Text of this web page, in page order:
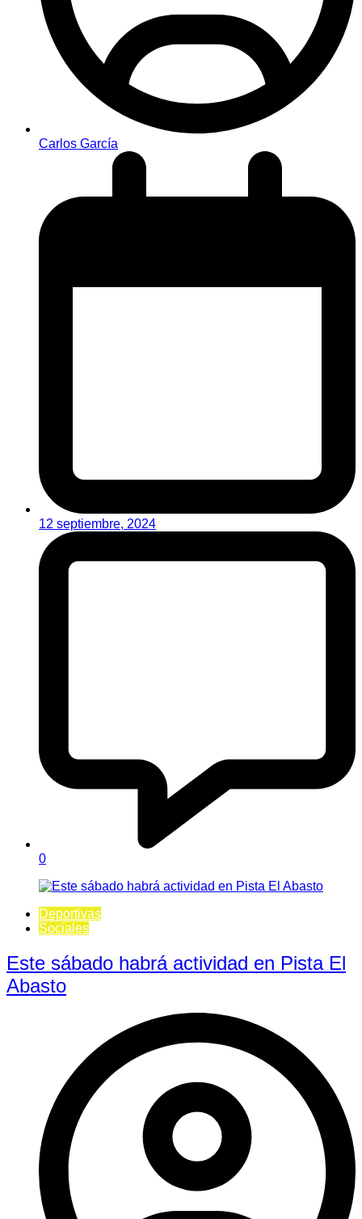
Carlos García
12 septiembre, 2024
0
Deportivas
Sociales
Este sábado habrá actividad en Pista El
Abasto